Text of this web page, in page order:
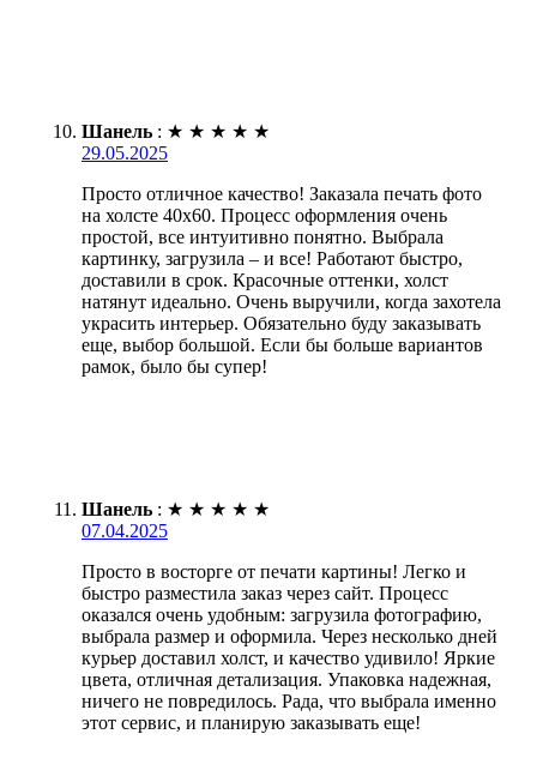
Шанель : ★ ★ ★ ★ ★
29.05.2025
Просто отличное качество! Заказала печать фото
на холсте 40х60. Процесс оформления очень
простой, все интуитивно понятно. Выбрала
картинку, загрузила – и все! Работают быстро,
доставили в срок. Красочные оттенки, холст
натянут идеально. Очень выручили, когда захотела
украсить интерьер. Обязательно буду заказывать
еще, выбор большой. Если бы больше вариантов
рамок, было бы супер!
Шанель : ★ ★ ★ ★ ★
07.04.2025
Просто в восторге от печати картины! Легко и
быстро разместила заказ через сайт. Процесс
оказался очень удобным: загрузила фотографию,
выбрала размер и оформила. Через несколько дней
курьер доставил холст, и качество удивило! Яркие
цвета, отличная детализация. Упаковка надежная,
ничего не повредилось. Рада, что выбрала именно
этот сервис, и планирую заказывать еще!